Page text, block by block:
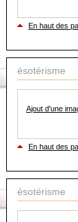
En haut des
ésotérisme
Ajout d'une
En haut des
ésotérisme